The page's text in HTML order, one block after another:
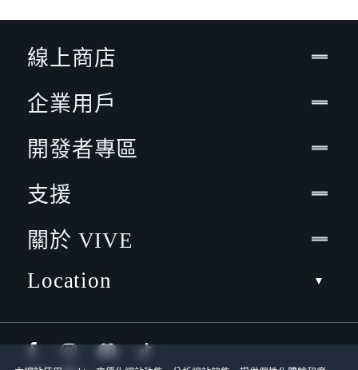
線上商店
企業用戶
開發者專區
支援
關於 VIVE
Location